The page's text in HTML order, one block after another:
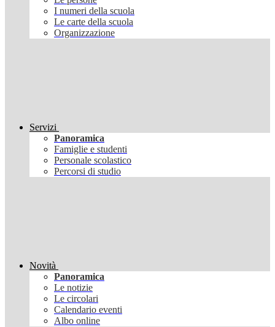
I numeri della scuola
Le carte della scuola
Organizzazione
Servizi
Panoramica
Famiglie e studenti
Personale scolastico
Percorsi di studio
Novità
Panoramica
Le notizie
Le circolari
Calendario eventi
Albo online